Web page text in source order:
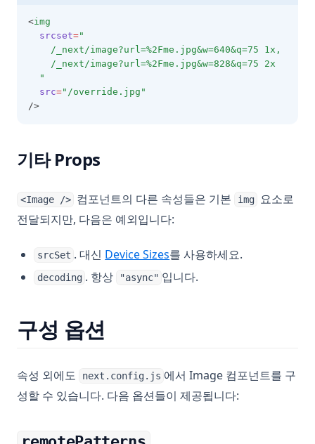
<img
srcset="
    /_next/image?url=%2Fme.jpg&w=640&q=75 1x,
    /_next/image?url=%2Fme.jpg&w=828&q=75 2x
  "
src="/override.jpg"
/>
기타 Props
<Image /> 컴포넌트의 다른 속성들은 기본 img 요소로
전달되지만, 다음은 예외입니다:
srcSet . 대신 Device Sizes를 사용하세요.
decoding . 항상 "async" 입니다.
구성 옵션
속성 외에도 next.config.js 에서 Image 컴포넌트를 구
성할 수 있습니다. 다음 옵션들이 제공됩니다: